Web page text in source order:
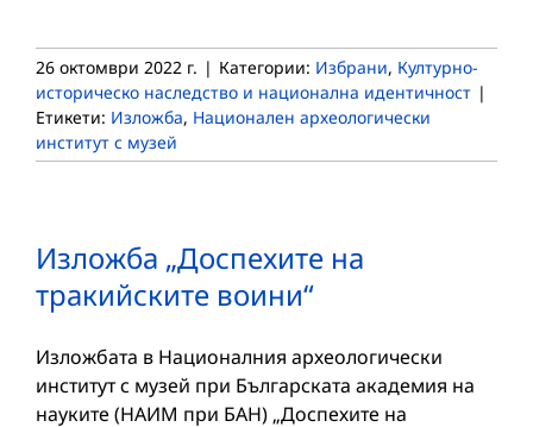
26 октомври 2022 г. | Категории: Избрани, Културно-
историческо наследство и национална идентичност |
Етикети: Изложба, Национален археологически
институт с музей
Изложба „Доспехите на
тракийските воини“
Изложбата в Националния археологически
институт с музей при Българската академия на
науките (НАИМ при БАН) „Доспехите на